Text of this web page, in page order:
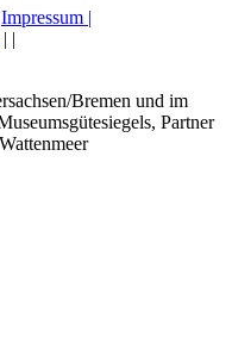
Impressum |
| |